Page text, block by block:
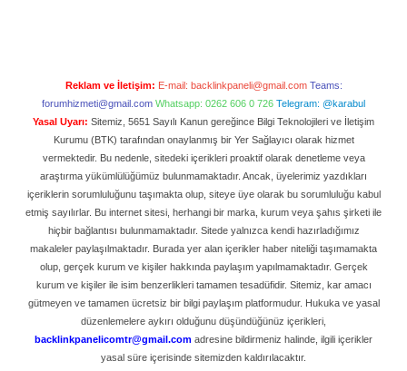
Reklam ve İletişim: E-mail: backlinkpaneli@gmail.com Teams:
forumhizmeti@gmail.com Whatsapp: 0262 606 0 726 Telegram: @karabul
Yasal Uyarı: Sitemiz, 5651 Sayılı Kanun gereğince Bilgi Teknolojileri ve İletişim
Kurumu (BTK) tarafından onaylanmış bir Yer Sağlayıcı olarak hizmet
vermektedir. Bu nedenle, sitedeki içerikleri proaktif olarak denetleme veya
araştırma yükümlülüğümüz bulunmamaktadır. Ancak, üyelerimiz yazdıkları
içeriklerin sorumluluğunu taşımakta olup, siteye üye olarak bu sorumluluğu kabul
etmiş sayılırlar. Bu internet sitesi, herhangi bir marka, kurum veya şahıs şirketi ile
hiçbir bağlantısı bulunmamaktadır. Sitede yalnızca kendi hazırladığımız
makaleler paylaşılmaktadır. Burada yer alan içerikler haber niteliği taşımamakta
olup, gerçek kurum ve kişiler hakkında paylaşım yapılmamaktadır. Gerçek
kurum ve kişiler ile isim benzerlikleri tamamen tesadüfidir. Sitemiz, kar amacı
gütmeyen ve tamamen ücretsiz bir bilgi paylaşım platformudur. Hukuka ve yasal
düzenlemelere aykırı olduğunu düşündüğünüz içerikleri,
backlinkpanelicomtr@gmail.com adresine bildirmeniz halinde, ilgili içerikler
yasal süre içerisinde sitemizden kaldırılacaktır.